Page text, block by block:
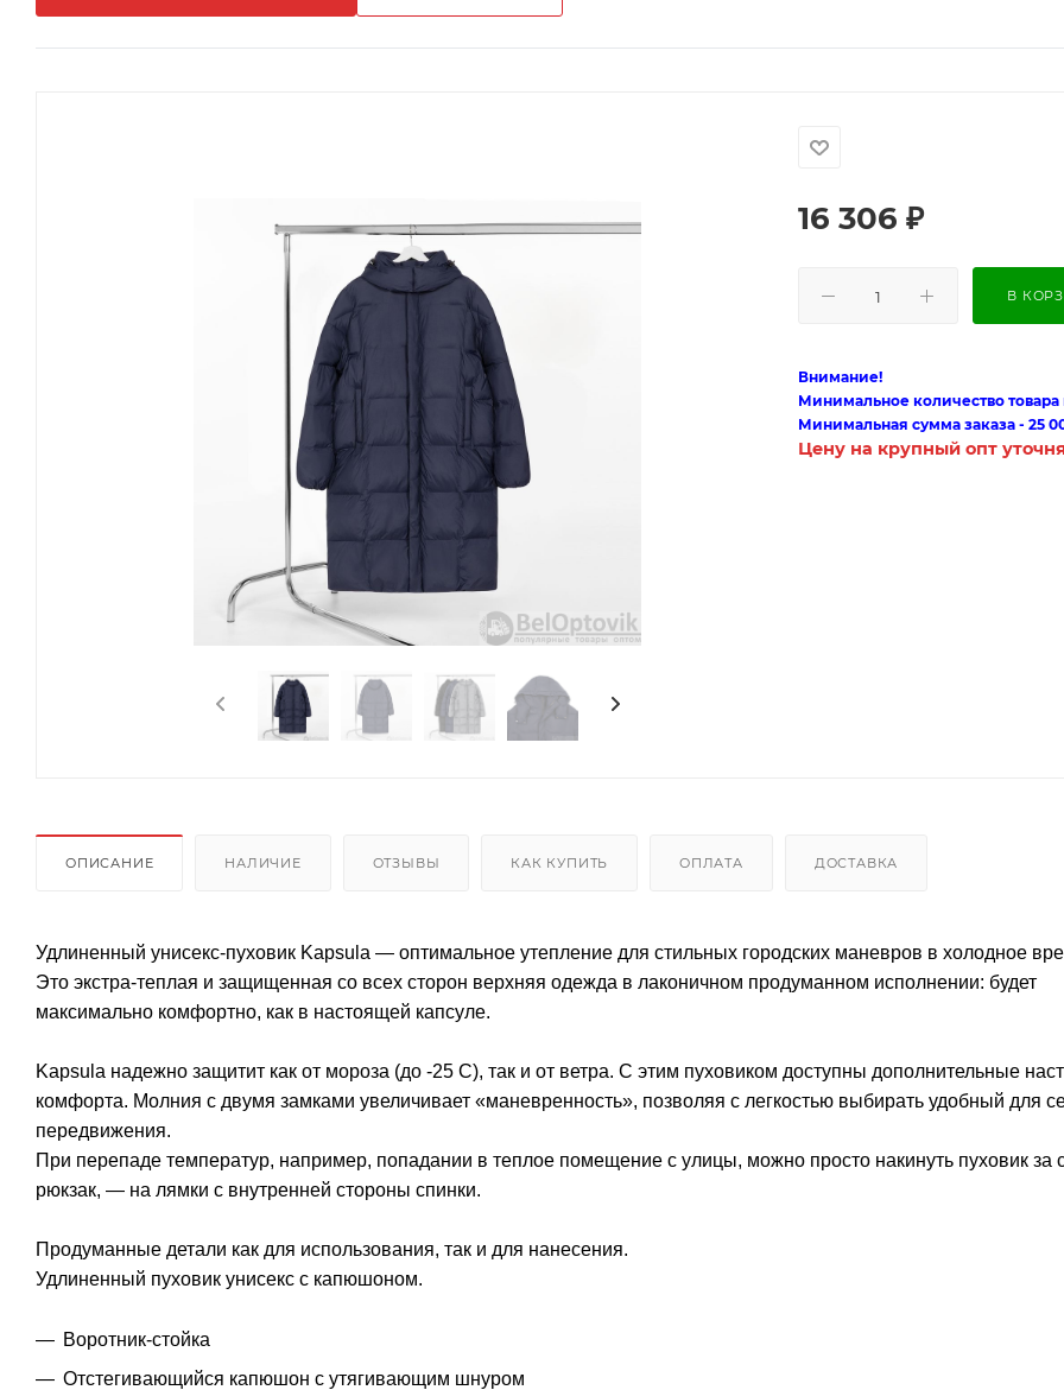
16 306 ₽
В
Внимание!
Минимальное количество товара
Минимальная сумма заказа - 25
Цену на крупный опт
ОПИСАНИЕ НАЛИЧИЕ ОТЗЫВЫ КАК КУПИТЬ ОПЛАТА ДОСТАВКА
Удлиненный унисекс-пуховик Kapsula — оптимальное утепление для стильных городских маневров в холодное
Это экстра-теплая и защищенная со всех сторон верхняя одежда в лаконичном продуманном исполнении: будет
максимально комфортно, как в настоящей капсуле.
Kapsula надежно защитит как от мороза (до -25 С), так и от ветра. С этим пуховиком доступны дополнительные
комфорта. Молния с двумя замками увеличивает «маневренность», позволяя с легкостью выбирать удобный для
передвижения.
При перепаде температур, например, попадании в теплое помещение с улицы, можно просто накинуть пуховик за
рюкзак, — на лямки с внутренней стороны спинки.
Продуманные детали как для использования, так и для нанесения.
Удлиненный пуховик унисекс с капюшоном.
Воротник-стойка
Отстегивающийся капюшон с утягивающим шнуром